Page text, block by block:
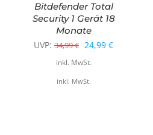
Bitdefender Total
Security 1 Gerät 18
Monate
UVP: 34,99€ Ursprünglicher
Preis
war:
24,99 €Aktueller
inkl. MwSt.
inkl. MwSt.